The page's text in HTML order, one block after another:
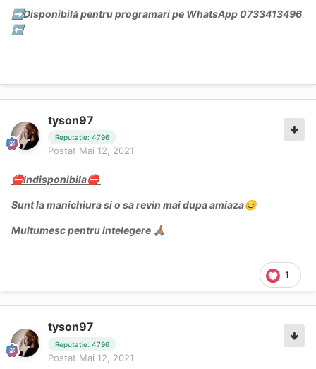
➡️Disponibilă pentru programari pe WhatsApp 0733413496
⬅️
tyson97
Reputație: 4796
Postat Mai 12, 2021
⛔️Indisponibila⛔️
Sunt la manichiura si o sa revin mai dupa amiaza😊
Multumesc pentru intelegere 🙏🏽
1
tyson97
Reputație: 4796
Postat Mai 12, 2021